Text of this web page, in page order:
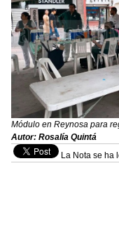
Módulo en Reynosa para
Autor: Rosalía Quintá
La Nota se ha